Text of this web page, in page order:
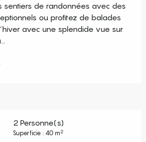
sentiers de randonnées avec des
ou profitez de balades
avec une splendide vue sur
2 Personne(s)
Superficie : 40 m2